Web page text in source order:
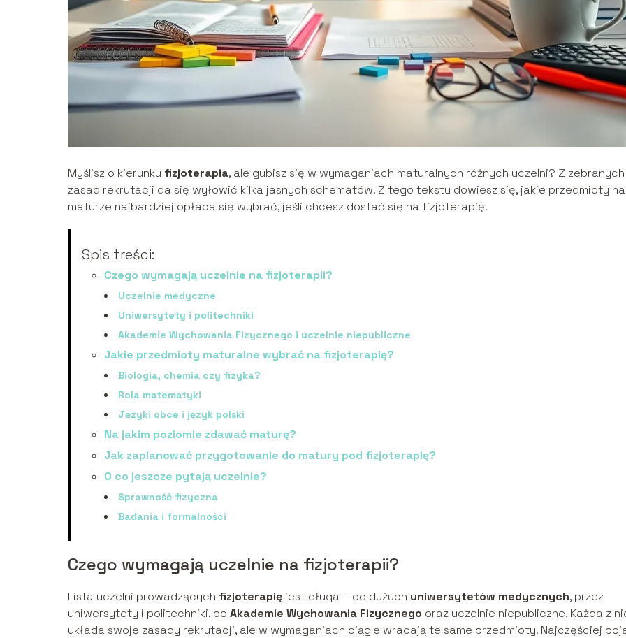
Myślisz o kierunku fizjoterapia, ale gubisz się w wymaganiach maturalnych różnych uczelni? Z zebranych
zasad rekrutacji da się wyłowić kilka jasnych schematów. Z tego tekstu dowiesz się, jakie przedmioty na
maturze najbardziej opłaca się wybrać, jeśli chcesz dostać się na fizjoterapię.
Spis treści:
Czego wymagają uczelnie na fizjoterapii?
Uczelnie medyczne
Uniwersytety i politechniki
Akademie Wychowania Fizycznego i uczelnie niepubliczne
Jakie przedmioty maturalne wybrać na fizjoterapię?
Biologia, chemia czy fizyka?
Rola matematyki
Języki obce i język polski
Na jakim poziomie zdawać maturę?
Jak zaplanować przygotowanie do matury pod fizjoterapię?
O co jeszcze pytają uczelnie?
Sprawność fizyczna
Badania i formalności
Czego wymagają uczelnie na fizjoterapii?
Lista uczelni prowadzących fizjoterapię jest długa – od dużych uniwersytetów medycznych, przez
uniwersytety i politechniki, po Akademie Wychowania Fizycznego oraz uczelnie niepubliczne. Każda z
układa swoje zasady rekrutacji, ale w wymaganiach ciągle wracają te same przedmioty. Najczęściej